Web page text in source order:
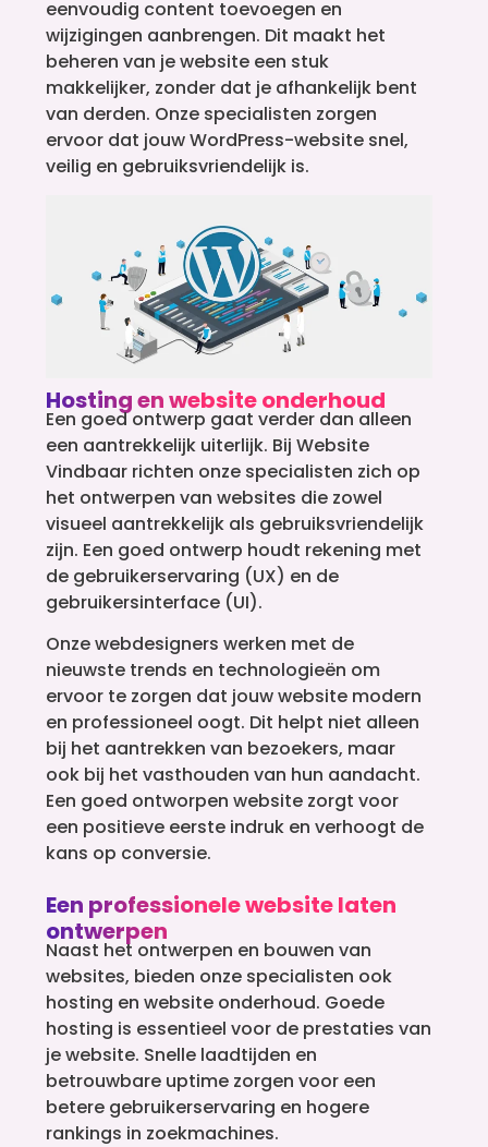
eenvoudig content toevoegen en
wijzigingen aanbrengen. Dit maakt het
beheren van je website een stuk
makkelijker, zonder dat je afhankelijk bent
van derden. Onze specialisten zorgen
ervoor dat jouw WordPress-website snel,
veilig en gebruiksvriendelijk is.
Hosting en website onderhoud
Een goed ontwerp gaat verder dan alleen
een aantrekkelijk uiterlijk. Bij Website
Vindbaar richten onze specialisten zich op
het ontwerpen van websites die zowel
visueel aantrekkelijk als gebruiksvriendelijk
zijn. Een goed ontwerp houdt rekening met
de gebruikerservaring (UX) en de
gebruikersinterface (UI).
Onze webdesigners werken met de
nieuwste trends en technologieën om
ervoor te zorgen dat jouw website modern
en professioneel oogt. Dit helpt niet alleen
bij het aantrekken van bezoekers, maar
ook bij het vasthouden van hun aandacht.
Een goed ontworpen website zorgt voor
een positieve eerste indruk en verhoogt de
kans op conversie.
Een professionele website laten
ontwerpen
Naast het ontwerpen en bouwen van
websites, bieden onze specialisten ook
hosting en website onderhoud. Goede
hosting is essentieel voor de prestaties van
je website. Snelle laadtijden en
betrouwbare uptime zorgen voor een
betere gebruikerservaring en hogere
rankings in zoekmachines.